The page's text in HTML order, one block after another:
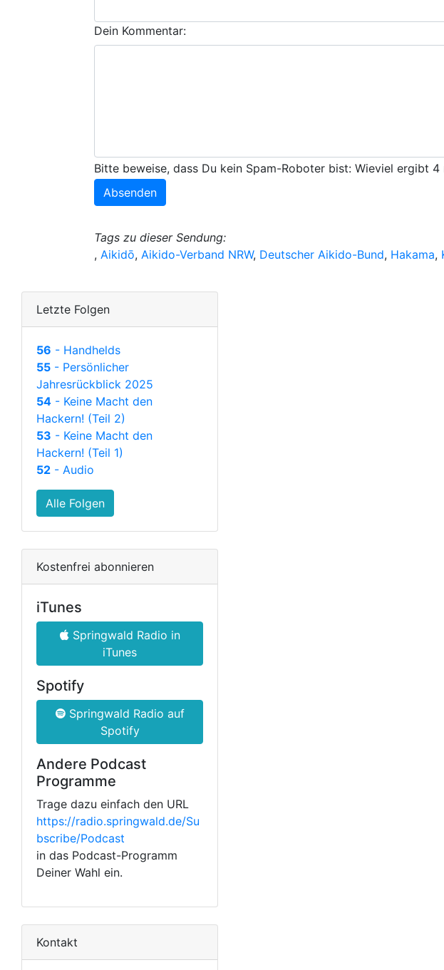
Dein Kommentar:
Bitte beweise, dass Du kein Spam-Roboter bist: Wieviel ergibt 4
Tags zu dieser Sendung:
, Aikidō, Aikido-Verband NRW, Deutscher Aikido-Bund, Hakama,
Letzte Folgen
56 - Handhelds
55 - Persönlicher
Jahresrückblick 2025
54 - Keine Macht den
Hackern! (Teil 2)
53 - Keine Macht den
Hackern! (Teil 1)
52 - Audio
Alle Folgen
Kostenfrei abonnieren
iTunes
Springwald Radio in
iTunes
Spotify
Springwald Radio auf
Spotify
Andere Podcast
Programme
Trage dazu einfach den URL
https://radio.springwald.de/Su
bscribe/Podcast
in das Podcast-Programm
Deiner Wahl ein.
Kontakt